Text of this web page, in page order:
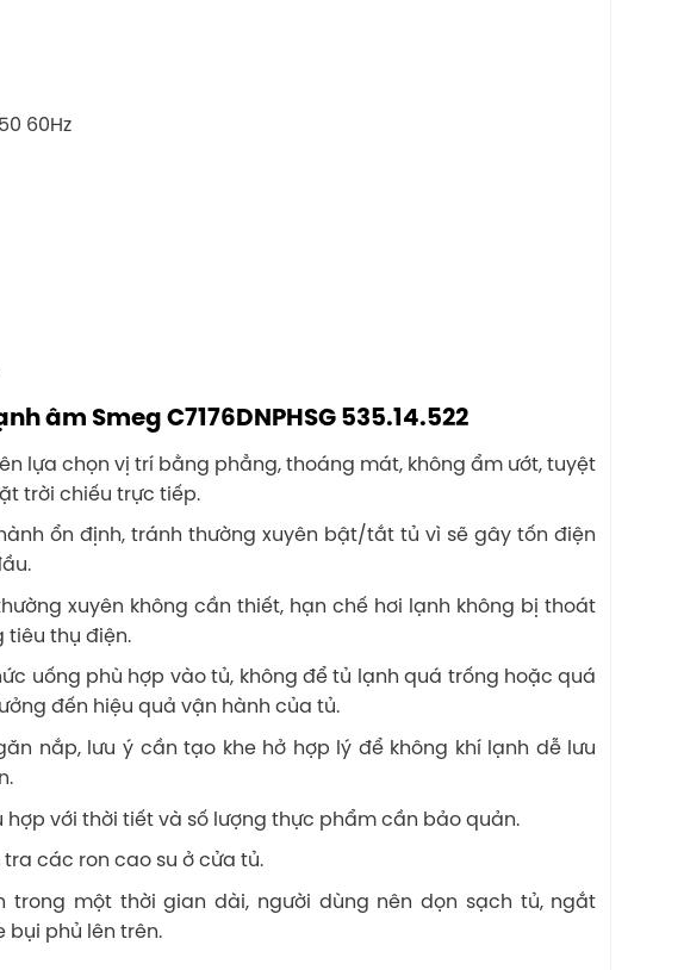
60Hz
âm Smeg C7176DNPHSG 535.14.522
lựa chọn vị trí bằng phẳng, thoáng mát, không ẩm ướt, tuyệt
trời chiếu trực tiếp.
ổn định, tránh thường xuyên bật/tắt tủ vì sẽ gây tốn điện
xuyên không cần thiết, hạn chế hơi lạnh không bị thoát
tiêu thụ điện.
uống phù hợp vào tủ, không để tủ lạnh quá trống hoặc quá
đến hiệu quả vận hành của tủ.
nắp, lưu ý cần tạo khe hở hợp lý để không khí lạnh dễ lưu
hợp với thời tiết và số lượng thực phẩm cần bảo quản.
các ron cao su ở cửa tủ.
trong một thời gian dài, người dùng nên dọn sạch tủ, ngắt
bụi phủ lên trên.